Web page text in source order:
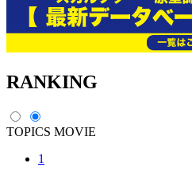
RANKING
TOPICS MOVIE
1